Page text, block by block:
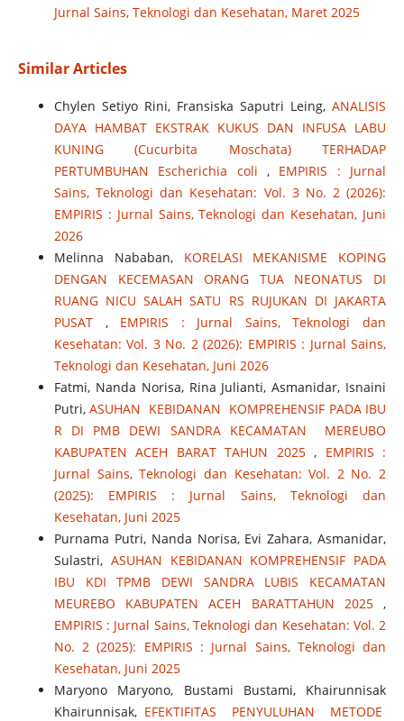
Jurnal Sains, Teknologi dan Kesehatan, Maret 2025
Similar Articles
Chylen Setiyo Rini, Fransiska Saputri Leing,ANALISIS
DAYA HAMBAT EKSTRAK KUKUS DAN INFUSA LABU
KUNING (Cucurbita Moschata) TERHADAP
PERTUMBUHAN Escherichia coli , EMPIRIS : Jurnal
Sains, Teknologi dan Kesehatan: Vol. 3 No. 2 (2026):
EMPIRIS : Jurnal Sains, Teknologi dan Kesehatan, Juni
2026
Melinna Nababan, KORELASI MEKANISME KOPING
DENGAN KECEMASAN ORANG TUA NEONATUS DI
RUANG NICU SALAH SATU RS RUJUKAN DI JAKARTA
PUSAT , EMPIRIS : Jurnal Sains, Teknologi dan
Kesehatan: Vol. 3 No. 2 (2026): EMPIRIS : Jurnal Sains,
Teknologi dan Kesehatan, Juni 2026
Fatmi, Nanda Norisa, Rina Julianti, Asmanidar, Isnaini
Putri,ASUHAN KEBIDANAN KOMPREHENSIF PADA IBU
R DI PMB DEWI SANDRA KECAMATAN MEREUBO
KABUPATEN ACEH BARAT TAHUN 2025 , EMPIRIS :
Jurnal Sains, Teknologi dan Kesehatan: Vol. 2 No. 2
(2025): EMPIRIS : Jurnal Sains, Teknologi dan
Kesehatan, Juni 2025
Purnama Putri, Nanda Norisa, Evi Zahara, Asmanidar,
Sulastri, ASUHAN KEBIDANAN KOMPREHENSIF PADA
IBU KDI TPMB DEWI SANDRA LUBIS KECAMATAN
MEUREBO KABUPATEN ACEH BARATTAHUN 2025 ,
EMPIRIS : Jurnal Sains, Teknologi dan Kesehatan: Vol. 2
No. 2 (2025): EMPIRIS : Jurnal Sains, Teknologi dan
Kesehatan, Juni 2025
Maryono Maryono, Bustami Bustami, Khairunnisak
Khairunnisak, EFEKTIFITAS PENYULUHAN METODE